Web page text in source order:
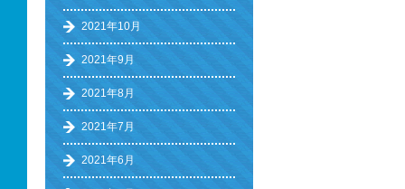
2021年10月
2021年9月
2021年8月
2021年7月
2021年6月